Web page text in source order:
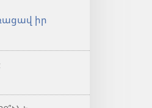
իր